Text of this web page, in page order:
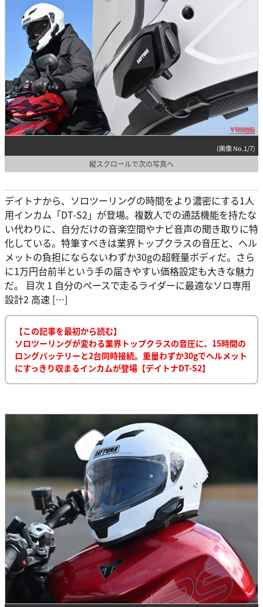
(画像 No.1/7)
縦スクロールで次の写真へ
デイトナから、ソロツーリングの時間をより濃密にする1人
用インカム「DT-S2」が登場。複数人での通話機能を持たな
い代わりに、自分だけの音楽空間やナビ音声の聞き取りに特
化している。特筆すべきは業界トップクラスの音圧と、ヘル
メットの負担にならないわずか30gの超軽量ボディだ。さら
に1万円台前半という手の届きやすい価格設定も大きな魅力
だ。 目次 1 自分のペースで走るライダーに最適なソロ専用
設計2 高速 […]
【この記事を最初から読む】
ソロツーリングが変わる業界トップクラスの音圧に、15時間の
ロングバッテリーと2台同時接続。重量わずか30gでヘルメット
にすっきり収まるインカムが登場【デイトナDT-S2】